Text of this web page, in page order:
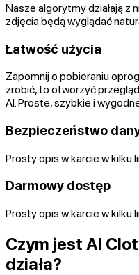
Nasze algorytmy działają z
zdjęcia będą wyglądać
Łatwość użycia
Zapomnij o pobieraniu
zrobić, to otworzyć
AI. Proste, szybkie i
Bezpieczeństwo
Prosty opis w karcie w kilku
Darmowy dostęp
Prosty opis w karcie w kilku
Czym jest AI
działa?